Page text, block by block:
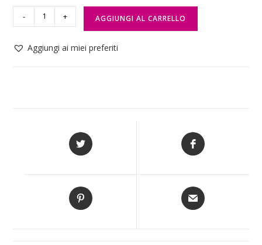
- + AGGIUNGI AL CARRELLO
Aggiungi ai miei preferiti